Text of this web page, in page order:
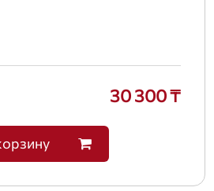
30 300 ₸